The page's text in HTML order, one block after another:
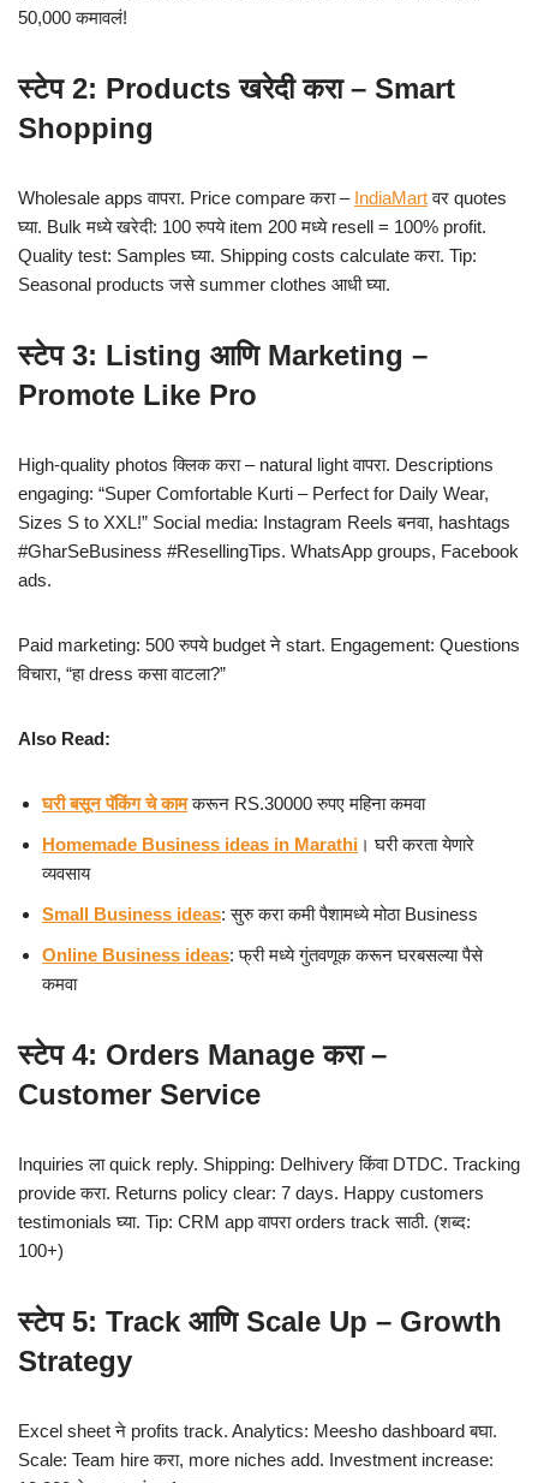
50,000 कमावलं!
स्टेप 2: Products खरेदी करा – Smart
Shopping
Wholesale apps वापरा. Price compare करा – IndiaMartवर quotes
घ्या. Bulk मध्ये खरेदी: 100 रुपये item 200 मध्ये resell = 100% profit.
Quality test: Samples घ्या. Shipping costs calculate करा. Tip:
Seasonal products जसे summer clothes आधी घ्या.
स्टेप 3: Listing आणि Marketing –
Promote Like Pro
High-quality photos क्लिक करा – natural light वापरा. Descriptions
engaging: “Super Comfortable Kurti – Perfect for Daily Wear,
Sizes S to XXL!” Social media: Instagram Reels बनवा, hashtags
#GharSeBusiness #ResellingTips. WhatsApp groups, Facebook
ads.
Paid marketing: 500 रुपये budget ने start. Engagement: Questions
विचारा, “हा dress कसा वाटला?”
Also Read:
घरी बसून पॅकिंग चे कामकरून RS.30000 रुपए महिना कमवा
Homemade Business ideas in Marathi । घरी करता येणारे
व्यवसाय
Small Business ideas: सुरु करा कमी पैशामध्ये मोठा Business
Online Business ideas: फ्री मध्ये गुंतवणूक करून घरबसल्या पैसे
कमवा
स्टेप 4: Orders Manage करा –
Customer Service
Inquiries ला quick reply. Shipping: Delhivery किंवा DTDC. Tracking
provide करा. Returns policy clear: 7 days. Happy customers
testimonials घ्या. Tip: CRM app वापरा orders track साठी. (शब्द:
100+)
स्टेप 5: Track आणि Scale Up – Growth
Strategy
Excel sheet ने profits track. Analytics: Meesho dashboard बघा.
Scale: Team hire करा, more niches add. Investment increase: